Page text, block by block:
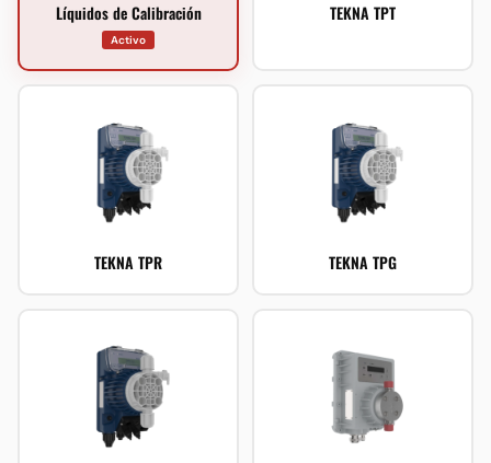
Líquidos de Calibración
Activo
TEKNA TPT
TEKNA TPR TEKNA TPG